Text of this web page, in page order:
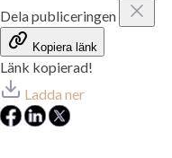
Dela publiceringen
Kopiera länk
Länk kopierad!
Ladda ner